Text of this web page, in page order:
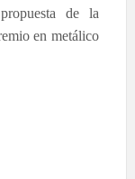
de la
en metálico